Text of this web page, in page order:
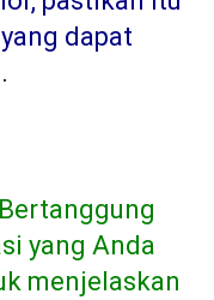
dapat
.
yang Anda
menjelaskan